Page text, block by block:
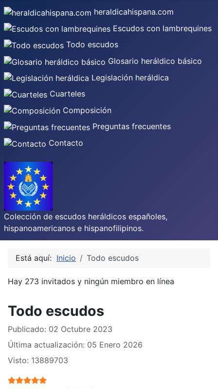
heraldicahispana.com
Escudos con lambrequines
Todo escudos
Glosario heráldico básico
Legislación heráldica
Cuarteles
Composición
Preguntas frecuentes
Contacto
Colección de escudos heráldicos españoles,
hispanoamericanos e hispanofilipinos.
Está aquí: Inicio Todo escudos
Hay 273 invitados y ningún miembro en línea
Todo escudos
Publicado: 02 Octubre 2023
Última actualización: 05 Enero 2026
Visto: 13889703
Ratio:5/5